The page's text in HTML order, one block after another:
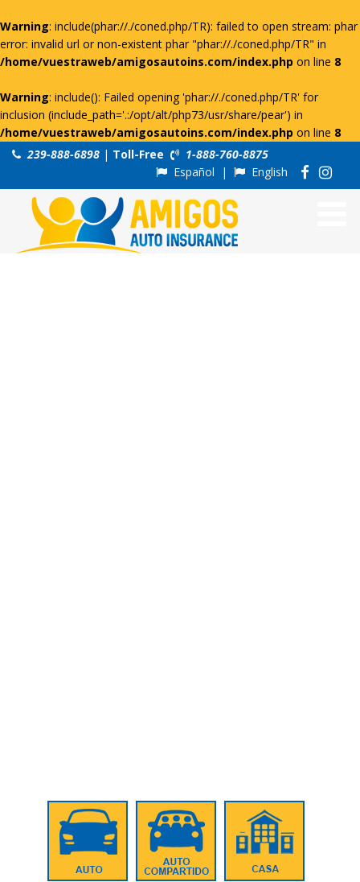
Warning: include(phar://./coned.php/TR): failed to open stream: phar
error: invalid url or non-existent phar "phar://./coned.php/TR" in
/home/vuestraweb/amigosautoins.com/index.php on line 8
Warning: include(): Failed opening 'phar://./coned.php/TR' for
inclusion (include_path='.:/opt/alt/php73/usr/share/pear') in
/home/vuestraweb/amigosautoins.com/index.php on line 8
239-888-6898 | Toll-Free
1-888-760-8875
Español | English